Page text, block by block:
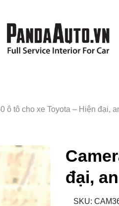
ô tô cho xe Toyota – Hiện đại,
đại,
SKU: